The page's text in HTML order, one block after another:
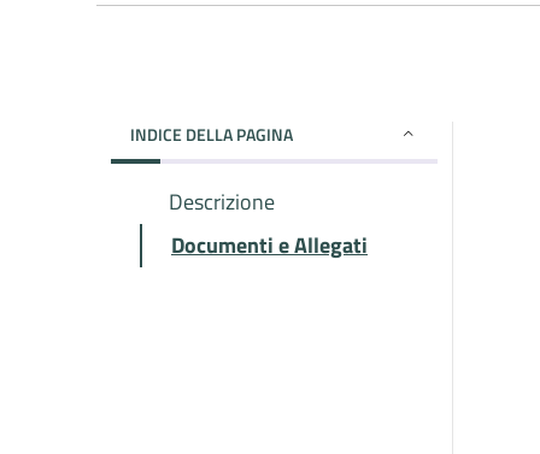
INDICE DELLA PAGINA
Descrizione
Documenti e Allegati